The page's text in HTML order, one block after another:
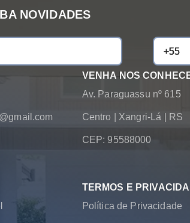
NOVIDADES
VENHA NOS
Av. Paraguassu nº 615
Centro Xangri-Lá RS
CEP: 95588000
TERMOS E
Política de Privacidade